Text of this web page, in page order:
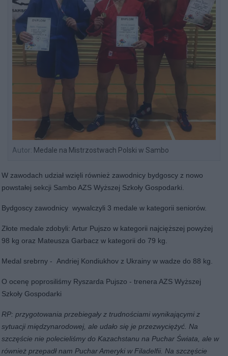
Autor: Medale na Mistrzostwach Polski w Sambo
W zawodach udział wzięli również zawodnicy bydgoscy z nowo
powstałej sekcji Sambo AZS Wyższej Szkoły Gospodarki.
Bydgoscy zawodnicy wywalczyli 3 medale w kategorii seniorów.
Złote medale zdobyli: Artur Pujszo w kategorii najcięższej powyżej
98 kg oraz Mateusza Garbacz w kategorii do 79 kg.
Medal srebrny - Andriej Kondiukhov z Ukrainy w wadze do 88 kg.
O ocenę poprosiliśmy Ryszarda Pujszo - trenera AZS Wyższej
Szkoły Gospodarki
RP: przygotowania przebiegały z trudnościami wynikającymi z
sytuacji międzynarodowej, ale udało się je przezwyciężyć. Na
szczęście nie polecieliśmy do Kazachstanu na Puchar Świata, ale w
również przepadł nam Puchar Ameryki w Filadelfii. Na szczęście